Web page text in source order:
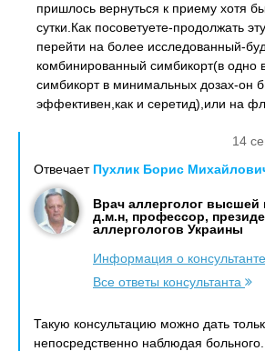
пришлось вернуться к приему хотя
сутки.Как посоветуете-продолжать
перейти на более исследованный-
комбинированный симбикорт(в одно
симбикорт в минимальных дозах-он
эффективен,как и серетид),или на
14
Отвечает Пухлик Борис
Врач аллерголог высшей
д.м.н, профессор,
аллергологов Украины
Информация о консультанте
Все ответы консультанта
Такую консультацию можно дать
непосредственно наблюдая